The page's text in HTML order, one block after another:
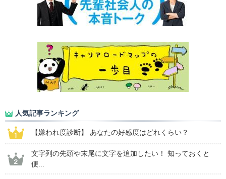
人気記事ランキング
【嫌われ度診断】 あなたの好感度はどれくらい？
文字列の先頭や末尾に文字を追加したい！ 知っておくと
便...